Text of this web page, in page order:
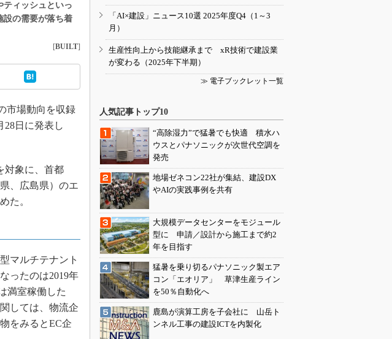
ティッシュといっ
設の需要が落ち着
[BUILT]
市場動向を収録
28日に発表し
対象に、首都
、広島県）のエ
た。
マルチテナント
ったのは2019年
満室稼働した
しては、物流企
をみるとEC企
「AI×建設」ニュース10選 2025年度Q4（1～3
月）
生産性向上から技能継承まで xR技術で建設業
が変わる（2025年下半期）
≫ 電子ブックレット一覧
人気記事トップ10
“高除湿力”で猛暑でも快適 積水ハ
ウスとパナソニックが次世代空調を
発売
地場ゼネコン22社が集結、建設DX
やAIの実践事例を共有
大規模データセンターをモジュール
型に 申請／設計から施工まで約2
年を目指す
猛暑を乗り切るパナソニック製エア
コン「エオリア」 草津生産ライン
を50％自動化へ
鹿島が演算工房を子会社に 山岳ト
ンネル工事の建設ICTを内製化